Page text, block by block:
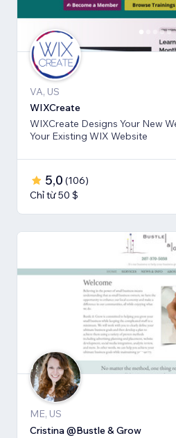
VA, US
WIXCreate
WIXCreate Designs Your New
Your Existing WIX Website
5,0 (106)
Chỉ từ 50 $
ME, US
Cristina @Bustle & Grow